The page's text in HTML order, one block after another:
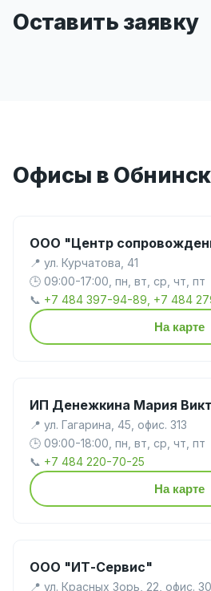
Оставить заявку
Офисы в
ООО "Центр
📍 ул. Курчатова, 41
🕒 09:00-17:00, пн, вт, ср, чт, пт
📞 +7 484 397-94-89, +7 484
На карте
ИП Денежкина Мария
📍 ул. Гагарина, 45, офис. 313
🕒 09:00-18:00, пн, вт, ср, чт, пт
📞 +7 484 220-70-25
На карте
ООО "ИТ-Сервис"
📍 ул. Красных Зорь, 22, офис.